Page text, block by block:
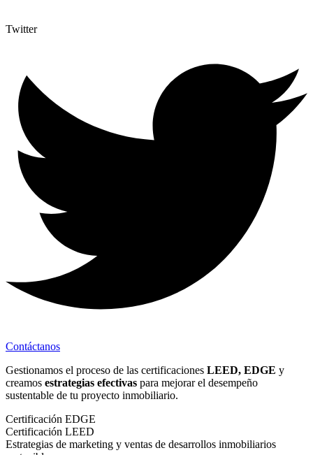
Twitter
Contáctanos
Gestionamos el proceso de las certificaciones LEED, EDGE y
creamos estrategias efectivas para mejorar el desempeño
sustentable de tu proyecto inmobiliario.
Certificación EDGE
Certificación LEED
Estrategias de marketing y ventas de desarrollos inmobiliarios